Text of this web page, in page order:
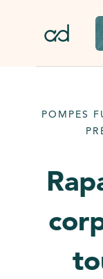
POMPES